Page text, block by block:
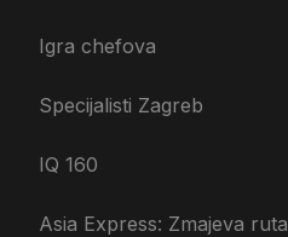
Igra chefova
Specijalisti Zagreb
IQ 160
Asia Express: Zmajeva ruta